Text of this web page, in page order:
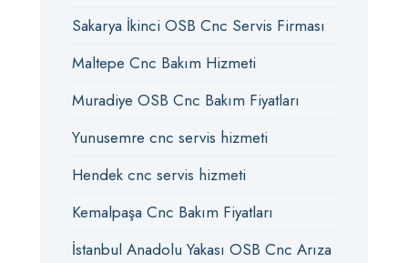
Sakarya İkinci OSB Cnc Servis Firması
Maltepe Cnc Bakım Hizmeti
Muradiye OSB Cnc Bakım Fiyatları
Yunusemre cnc servis hizmeti
Hendek cnc servis hizmeti
Kemalpaşa Cnc Bakım Fiyatları
İstanbul Anadolu Yakası OSB Cnc Arıza